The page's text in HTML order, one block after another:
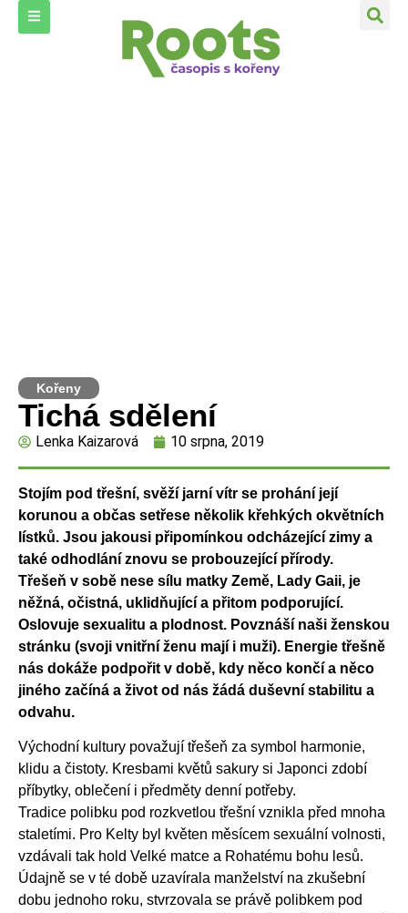
Kořeny
Tichá sdělení
Lenka Kaizarová 10 srpna, 2019
Stojím pod třešní, svěží jarní vítr se prohání její
korunou a občas setřese několik křehkých okvětních
lístků. Jsou jakousi připomínkou odcházející zimy a
také odhodlání znovu se probouzející přírody.
Třešeň v sobě nese sílu matky Země, Lady Gaii, je
něžná, očistná, uklidňující a přitom podporující.
Oslovuje sexualitu a plodnost. Povznáší naši ženskou
stránku (svoji vnitřní ženu mají i muži). Energie třešně
nás dokáže podpořit v době, kdy něco končí a něco
jiného začíná a život od nás žádá duševní stabilitu a
odvahu.
Východní kultury považují třešeň za symbol harmonie,
klidu a čistoty. Kresbami květů sakury si Japonci zdobí
příbytky, oblečení i předměty denní potřeby.
Tradice polibku pod rozkvetlou třešní vznikla před mnoha
staletími. Pro Kelty byl květen měsícem sexuální volnosti,
vzdávali tak hold Velké matce a Rohatému bohu lesů.
Údajně se v té době uzavírala manželství na zkušební
dobu jednoho roku, stvrzovala se právě polibkem pod